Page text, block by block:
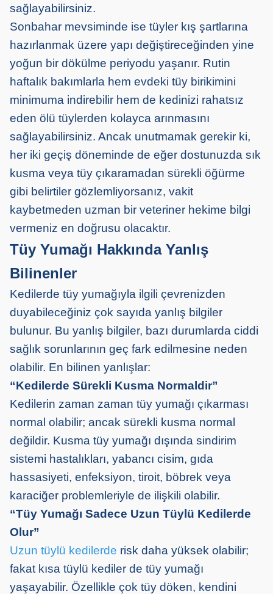
sağlayabilirsiniz.
Sonbahar mevsiminde ise tüyler kış şartlarına
hazırlanmak üzere yapı değiştireceğinden yine
yoğun bir dökülme periyodu yaşanır. Rutin
haftalık bakımlarla hem evdeki tüy birikimini
minimuma indirebilir hem de kedinizi rahatsız
eden ölü tüylerden kolayca arınmasını
sağlayabilirsiniz. Ancak unutmamak gerekir ki,
her iki geçiş döneminde de eğer dostunuzda sık
kusma veya tüy çıkaramadan sürekli öğürme
gibi belirtiler gözlemliyorsanız, vakit
kaybetmeden uzman bir veteriner hekime bilgi
vermeniz en doğrusu olacaktır.
Tüy Yumağı Hakkında Yanlış
Bilinenler
Kedilerde tüy yumağıyla ilgili çevrenizden
duyabileceğiniz çok sayıda yanlış bilgiler
bulunur. Bu yanlış bilgiler, bazı durumlarda ciddi
sağlık sorunlarının geç fark edilmesine neden
olabilir. En bilinen yanlışlar:
“Kedilerde Sürekli Kusma Normaldir”
Kedilerin zaman zaman tüy yumağı çıkarması
normal olabilir; ancak sürekli kusma normal
değildir. Kusma tüy yumağı dışında sindirim
sistemi hastalıkları, yabancı cisim, gıda
hassasiyeti, enfeksiyon, tiroit, böbrek veya
karaciğer problemleriyle de ilişkili olabilir.
“Tüy Yumağı Sadece Uzun Tüylü Kedilerde
Olur”
Uzun tüylü kedilerde risk daha yüksek olabilir;
fakat kısa tüylü kediler de tüy yumağı
yaşayabilir. Özellikle çok tüy döken, kendini